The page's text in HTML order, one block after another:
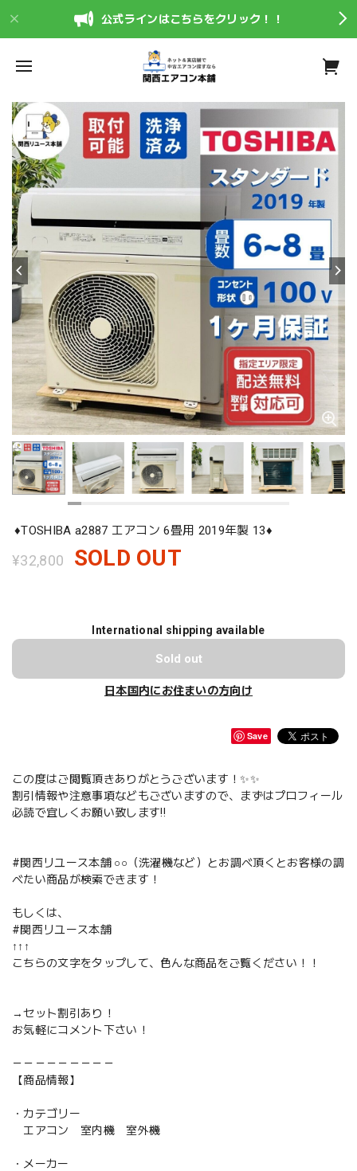
公式ラインはこちらをクリック！！
♦️TOSHIBA a2887 エアコン 6畳用 2019年製 13♦️
¥32,800 SOLD OUT
International shipping available
Sold out
日本国内にお住まいの方向け
Save
この度はご閲覧頂きありがとうございます！✨✨
割引情報や注意事項などもございますので、まずはプロフィール
必読で宜しくお願い致します‼️
#関西リユース本舗 ○○（洗濯機など）とお調べ頂くとお客様の調
べたい商品が検索できます！
もしくは、
#関西リユース本舗
↑↑↑
こちらの文字をタップして、色んな商品をご覧ください！！
→セット割引あり！
お気軽にコメント下さい！
－－－－－－－－－
【商品情報】
・カテゴリー
エアコン 室内機 室外機
・メーカー